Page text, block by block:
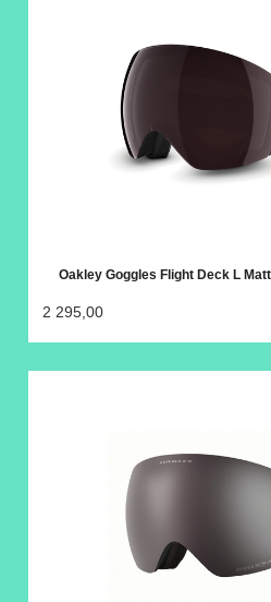
Oakley Goggles Flight Deck L
2 295,00